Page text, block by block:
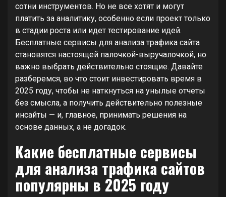
сотни инструментов. Но не все хотят и могут
платить за аналитику, особенно если проект только
в стадии роста или идет тестирование идей.
Бесплатные сервисы для анализа трафика сайта
становятся настоящей палочкой-выручалочкой, но
важно выбрать действительно стоящие. Давайте
разберемся, во что стоит инвестировать время в
2025 году, чтобы не наткнуться на унылые отчеты
без смысла, а получить действительно полезные
инсайты — и, главное, принимать решения на
основе данных, а не догадок.
Какие бесплатные сервисы
для анализа трафика сайтов
популярны в 2025 году